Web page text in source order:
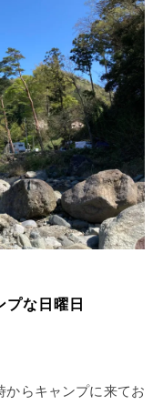
な日曜日